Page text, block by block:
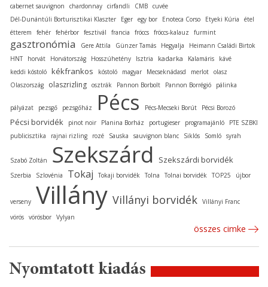
cabernet sauvignon chardonnay cirfandli CMB cuvée
Dél-Dunántúli Borturisztikai Klaszter
Eger egy bor Enoteca Corso Etyeki Kúria
étel
étterem
fehér fehérbor fesztivál francia fröccs fröccs-kalauz furmint
gasztronómia Gere Attila Günzer Tamás Hegyalja
Heimann Családi Birtok
HNT
horvát Horvátország Hosszúhetény Isztria kadarka Kalamáris
kávé
keddi kóstoló kékfrankos kóstoló magyar Mecseknádasd merlot olasz
Olaszország
olaszrizling osztrák Pannon Borbolt Pannon Borrégió pálinka
pályázat pezsgő pezsgőház Pécs Pécs-Mecseki Borút Pécsi Borozó
Pécsi borvidék pinot noir Planina Borház portugieser programajánló
PTE SZBKI
publicisztika
rajnai rizling rozé Sauska sauvignon blanc Siklós Somló syrah
Szabó Zoltán Szekszárd Szekszárdi borvidék
Szerbia Szlovénia Tokaj Tokaji borvidék Tolna Tolnai borvidék TOP25 újbor
verseny Villány Villányi borvidék Villányi Franc
vörös vörösbor Vylyan
összes cimke
Nyomtatott kiadás